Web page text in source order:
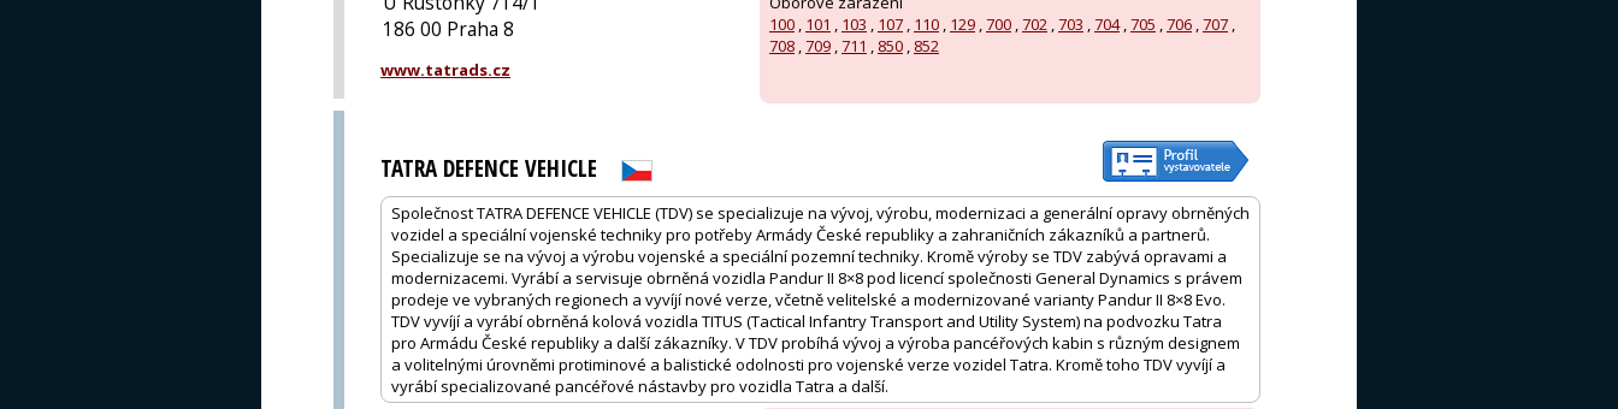
100 , 101 , 103 , 107 , 110 , 129 ,700 ,702 ,703 ,704,705 ,706 ,707 ,
708 ,709 ,711 , 850 , 852
186 00 Praha 8
www.tatrads.cz
TATRA DEFENCE VEHICLE
Společnost TATRA DEFENCE VEHICLE (TDV) se specializuje na vývoj, výrobu, modernizaci a generální opravy obrněných
vozidel a speciální vojenské techniky pro potřeby Armády České republiky a zahraničních zákazníků a partnerů.
Specializuje se na vývoj a výrobu vojenské a speciální pozemní techniky. Kromě výroby se TDV zabývá opravami a
modernizacemi. Vyrábí a servisuje obrněná vozidla Pandur II 8×8 pod licencí společnosti General Dynamics s právem
prodeje ve vybraných regionech a vyvíjí nové verze, včetně velitelské a modernizované varianty Pandur II 8×8 Evo.
TDV vyvíjí a vyrábí obrněná kolová vozidla TITUS (Tactical Infantry Transport and Utility System) na podvozku Tatra
pro Armádu České republiky a další zákazníky. V TDV probíhá vývoj a výroba pancéřových kabin s různým designem
a volitelnými úrovněmi protiminové a balistické odolnosti pro vojenské verze vozidel Tatra. Kromě toho TDV vyvíjí a
vyrábí specializované pancéřové nástavby pro vozidla Tatra a další.